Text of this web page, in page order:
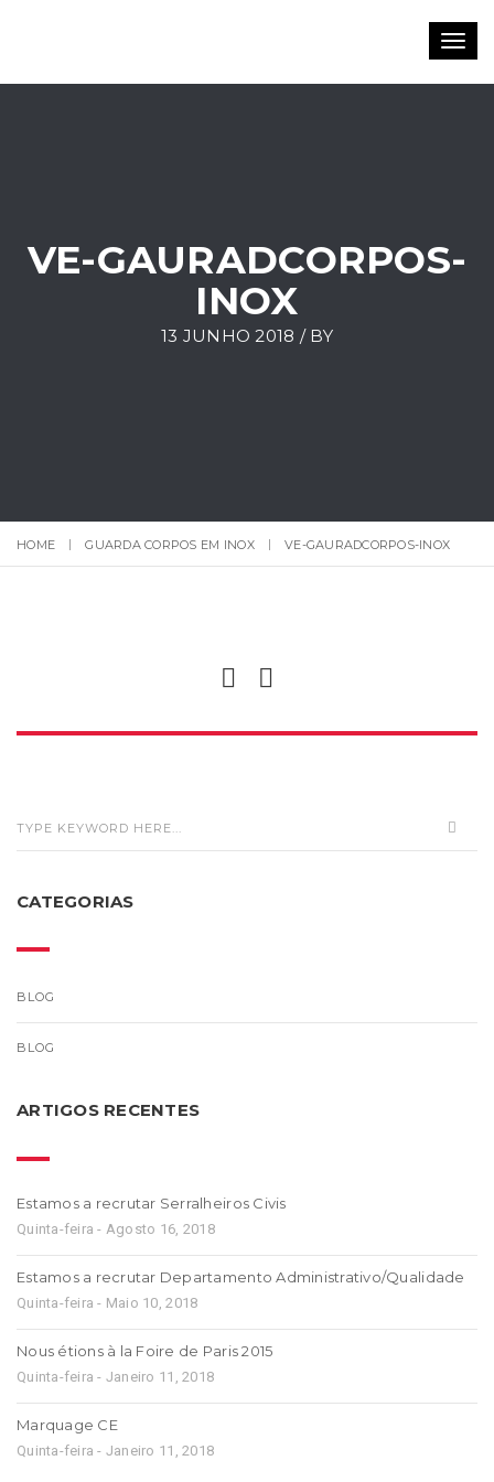
VE-GAURADCORPOS-
INOX
13 JUNHO 2018 / BY
HOME GUARDA CORPOS EM INOX VE-GAURADCORPOS-INOX
CATEGORIAS
BLOG
BLOG
ARTIGOS RECENTES
Estamos a recrutar Serralheiros Civis
Quinta-feira - Agosto 16, 2018
Estamos a recrutar Departamento Administrativo/Qualidade
Quinta-feira - Maio 10, 2018
Nous étions à la Foire de Paris 2015
Quinta-feira - Janeiro 11, 2018
Marquage CE
Quinta-feira - Janeiro 11, 2018